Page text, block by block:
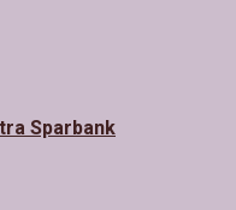
Sparbank